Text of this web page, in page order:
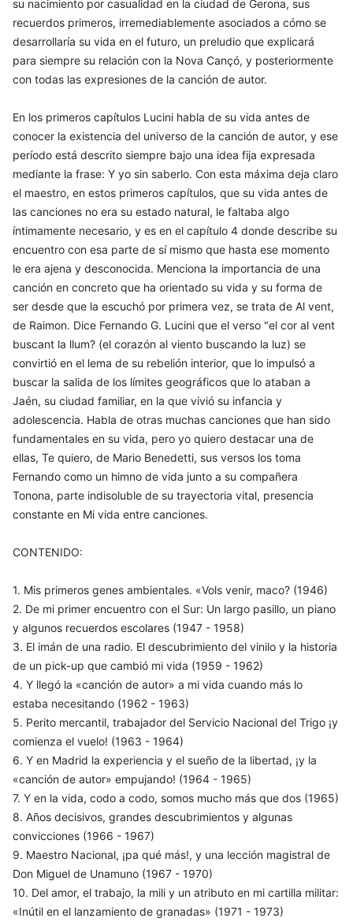
su nacimiento por casualidad en la ciudad de Gerona, sus
recuerdos primeros, irremediablemente asociados a cómo se
desarrollaría su vida en el futuro, un preludio que explicará
para siempre su relación con la Nova Cançó, y posteriormente
con todas las expresiones de la canción de autor.
En los primeros capítulos Lucini habla de su vida antes de
conocer la existencia del universo de la canción de autor, y ese
período está descrito siempre bajo una idea fija expresada
mediante la frase: Y yo sin saberlo. Con esta máxima deja claro
el maestro, en estos primeros capítulos, que su vida antes de
las canciones no era su estado natural, le faltaba algo
íntimamente necesario, y es en el capítulo 4 donde describe su
encuentro con esa parte de sí mismo que hasta ese momento
le era ajena y desconocida. Menciona la importancia de una
canción en concreto que ha orientado su vida y su forma de
ser desde que la escuchó por primera vez, se trata de Al vent,
de Raimon. Dice Fernando G. Lucini que el verso "el cor al vent
buscant la llum? (el corazón al viento buscando la luz) se
convirtió en el lema de su rebelión interior, que lo impulsó a
buscar la salida de los límites geográficos que lo ataban a
Jaén, su ciudad familiar, en la que vivió su infancia y
adolescencia. Habla de otras muchas canciones que han sido
fundamentales en su vida, pero yo quiero destacar una de
ellas, Te quiero, de Mario Benedetti, sus versos los toma
Fernando como un himno de vida junto a su compañera
Tonona, parte indisoluble de su trayectoria vital, presencia
constante en Mi vida entre canciones.
CONTENIDO:
1. Mis primeros genes ambientales. «Vols venir, maco? (1946)
2. De mi primer encuentro con el Sur: Un largo pasillo, un piano
y algunos recuerdos escolares (1947 - 1958)
3. El imán de una radio. El descubrimiento del vinilo y la historia
de un pick-up que cambió mi vida (1959 - 1962)
4. Y llegó la «canción de autor» a mi vida cuando más lo
estaba necesitando (1962 - 1963)
5. Perito mercantil, trabajador del Servicio Nacional del Trigo ¡y
comienza el vuelo! (1963 - 1964)
6. Y en Madrid la experiencia y el sueño de la libertad, ¡y la
«canción de autor» empujando! (1964 - 1965)
7. Y en la vida, codo a codo, somos mucho más que dos (1965)
8. Años decisivos, grandes descubrimientos y algunas
convicciones (1966 - 1967)
9. Maestro Nacional, ¡pa qué más!, y una lección magistral de
Don Miguel de Unamuno (1967 - 1970)
10. Del amor, el trabajo, la mili y un atributo en mi cartilla militar:
«Inútil en el lanzamiento de granadas» (1971 - 1973)